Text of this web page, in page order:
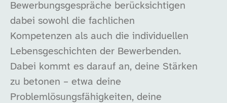
Bewerbungsgespräche berücksichtigen
dabei sowohl die fachlichen
Kompetenzen als auch die individuellen
Lebensgeschichten der Bewerbenden.
Dabei kommt es darauf an, deine Stärken
zu betonen – etwa deine
Problemlösungsfähigkeiten, deine